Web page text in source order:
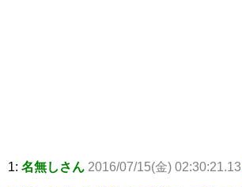
1: 名無しさん 2016/07/15(金) 02:30:21.13